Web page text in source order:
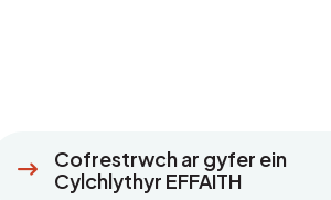
Cofrestrwch ar gyfer ein
Cylchlythyr EFFAITH